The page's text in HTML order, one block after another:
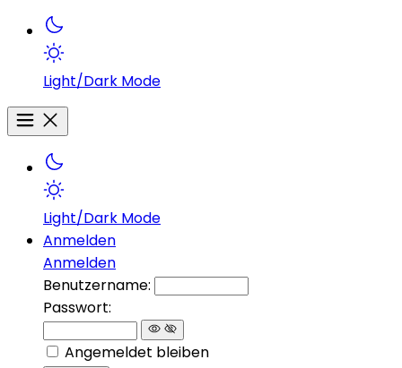
Light/Dark Mode
Light/Dark Mode
Anmelden
Anmelden
Benutzername:
Passwort:
Angemeldet bleiben